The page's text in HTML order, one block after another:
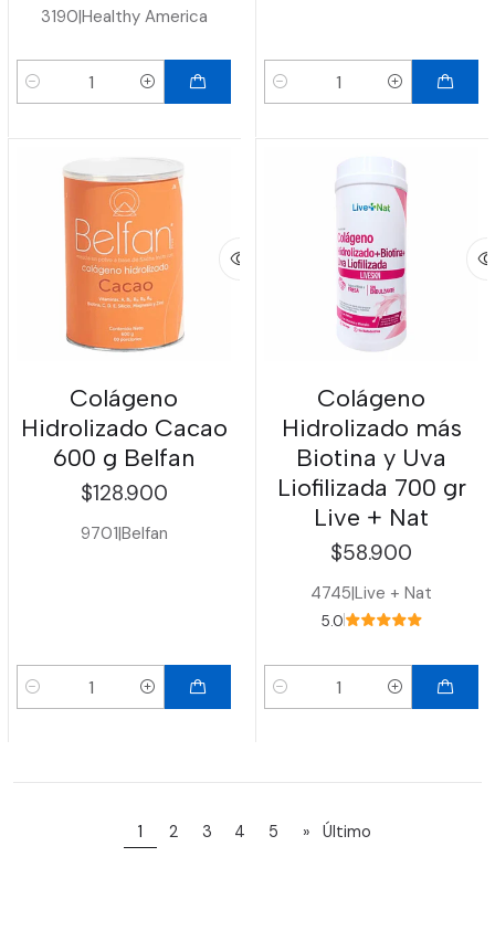
3190|Healthy America
Cantidad Cantidad
Colágeno
Hidrolizado Cacao
600 g Belfan
$128.900
9701|Belfan
Cantidad
Colágeno
Hidrolizado más
Biotina y Uva
Liofilizada 700 gr
Live + Nat
$58.900
4745|Live + Nat
5.0
Cantidad
1 2 3 4 5 » Último